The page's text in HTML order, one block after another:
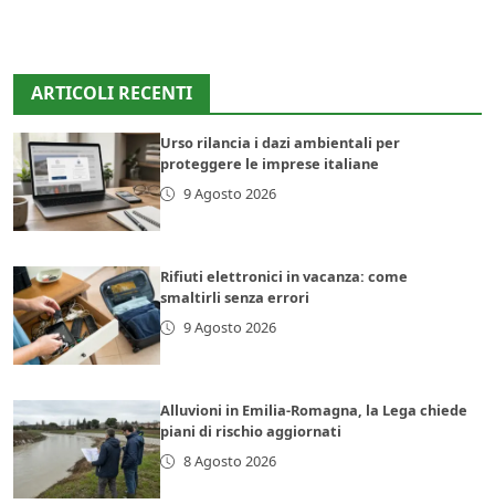
ARTICOLI RECENTI
Urso rilancia i dazi ambientali per
proteggere le imprese italiane
9 Agosto 2026
Rifiuti elettronici in vacanza: come
smaltirli senza errori
9 Agosto 2026
Alluvioni in Emilia-Romagna, la Lega chiede
piani di rischio aggiornati
8 Agosto 2026